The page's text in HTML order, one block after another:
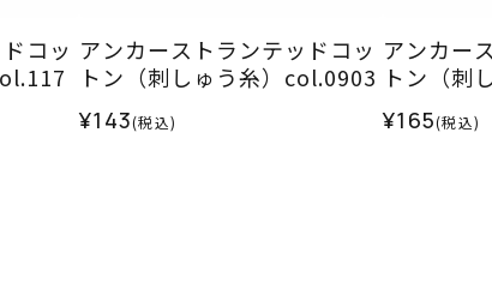
コッ アンカーストランテッドコッ
トン（刺しゅう糸）col.0903
¥143(税込)
アンカー
トン（刺
¥165(税込)